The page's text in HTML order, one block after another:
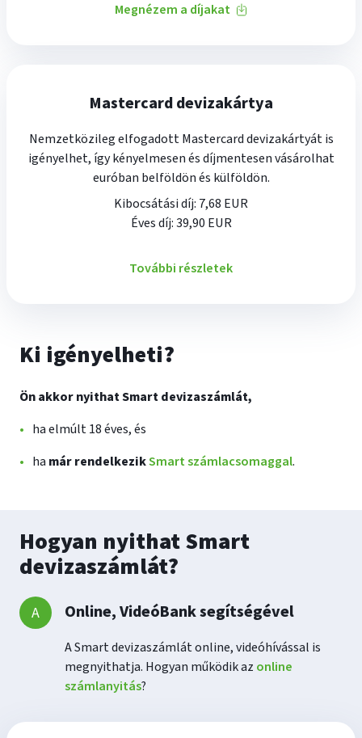
Megnézem a díjakat
Mastercard devizakártya
Nemzetközileg elfogadott Mastercard devizakártyát is
igényelhet, így kényelmesen és díjmentesen vásárolhat
euróban belföldön és külföldön.
Kibocsátási díj: 7,68 EUR
Éves díj: 39,90 EUR
További részletek
Ki igényelheti?
Ön akkor nyithat Smart devizaszámlát,
ha elmúlt 18 éves, és
ha már rendelkezikSmart számlacsomaggal.
Hogyan nyithat Smart
devizaszámlát?
Online, VideóBank segítségével
A Smart devizaszámlát online, videóhívással is
megnyithatja. Hogyan működik az online
számlanyitás?